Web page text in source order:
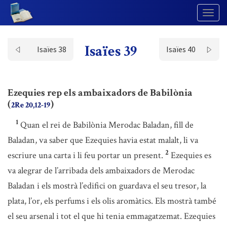
Isaïes 38 Isaïes 39 Isaïes 40
Ezequies rep els ambaixadors de Babilònia
(2Re 20,12-19)
1 Quan el rei de Babilònia Merodac Baladan, fill de
Baladan, va saber que Ezequies havia estat malalt, li va
escriure una carta i li feu portar un present. 2 Ezequies es
va alegrar de l’arribada dels ambaixadors de Merodac
Baladan i els mostrà l’edifici on guardava el seu tresor, la
plata, l’or, els perfums i els olis aromàtics. Els mostrà també
el seu arsenal i tot el que hi tenia emmagatzemat. Ezequies